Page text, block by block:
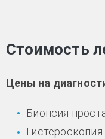
Стоимость
Цены на
Биопсия